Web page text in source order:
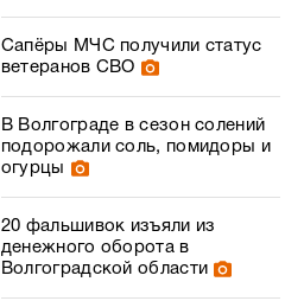
Сапёры МЧС получили статус
ветеранов СВО
В Волгограде в сезон солений
подорожали соль, помидоры и
огурцы
20 фальшивок изъяли из
денежного оборота в
Волгоградской области